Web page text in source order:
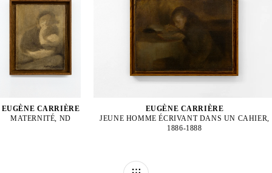
EUGÈNE CARRIÈRE
MATERNITÉ, ND
EUGÈNE CARRIÈRE
JEUNE HOMME ÉCRIVANT DANS UN CAHIER,
1886-1888